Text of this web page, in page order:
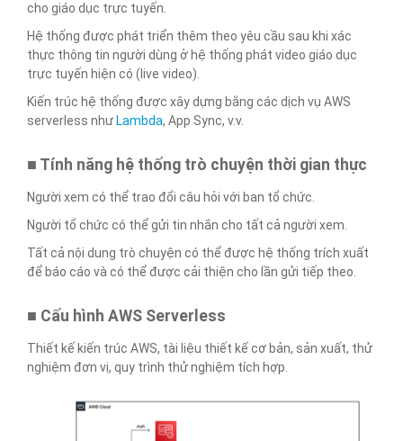
cho giáo dục trực tuyến.
Hệ thống được phát triển thêm theo yêu cầu sau khi xác
thực thông tin người dùng ở hệ thống phát video giáo dục
trực tuyến hiện có (live video).
Kiến trúc hệ thống được xây dựng bằng các dịch vụ AWS
serverless như Lambda, App Sync, v.v.
■ Tính năng hệ thống trò chuyện thời gian thực
Người xem có thể trao đổi câu hỏi với ban tổ chức.
Người tổ chức có thể gửi tin nhắn cho tất cả người xem.
Tất cả nội dung trò chuyện có thể được hệ thống trích xuất
để báo cáo và có thể được cải thiện cho lần gửi tiếp theo.
■ Cấu hình AWS Serverless
Thiết kế kiến ​​trúc AWS, tài liệu thiết kế cơ bản, sản xuất, thử
nghiệm đơn vị, quy trình thử nghiệm tích hợp.